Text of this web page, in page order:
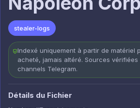
stealer-logs
Indexé uniquement à partir de matériel
acheté, jamais altéré. Sources
channels Telegram.
Détails du Fichier